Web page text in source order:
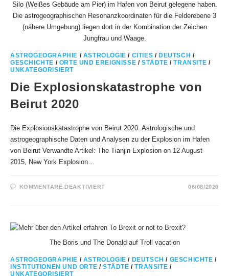
Silo (Weißes Gebäude am Pier) im Hafen von Beirut gelegene haben.
Die astrogeographischen Resonanzkoordinaten für die Felderebene 3
(nähere Umgebung) liegen dort in der Kombination der Zeichen
Jungfrau und Waage.
ASTROGEOGRAPHIE / ASTROLOGIE / CITIES / DEUTSCH /
GESCHICHTE / ORTE UND EREIGNISSE /STÄDTE /TRANSITE /
UNKATEGORISIERT
Die Explosionskatastrophe von
Beirut 2020
Die Explosionskatastrophe von Beirut 2020. Astrologische und
astrogeographische Daten und Analysen zu der Explosion im Hafen
von Beirut Verwandte Artikel: The Tianjin Explosion on 12 August
2015, New York Explosion…
KOMMENTARE DEAKTIVIERTFÜR
06/08/2020
The Boris und The Donald auf Troll vacation
ASTROGEOGRAPHIE / ASTROLOGIE / DEUTSCH / GESCHICHTE /
INSTITUTIONEN UND ORTE /STÄDTE /TRANSITE /
UNKATEGORISIERT